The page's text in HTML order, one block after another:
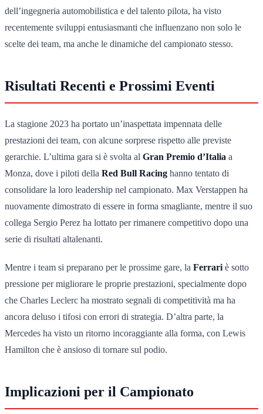
dell’ingegneria automobilistica e del talento pilota, ha visto
recentemente sviluppi entusiasmanti che influenzano non solo le
scelte dei team, ma anche le dinamiche del campionato stesso.
Risultati Recenti e Prossimi Eventi
La stagione 2023 ha portato un’inaspettata impennata delle
prestazioni dei team, con alcune sorprese rispetto alle previste
gerarchie. L’ultima gara si è svolta al Gran Premio d’Italia a
Monza, dove i piloti della Red Bull Racing hanno tentato di
consolidare la loro leadership nel campionato. Max Verstappen ha
nuovamente dimostrato di essere in forma smagliante, mentre il suo
collega Sergio Perez ha lottato per rimanere competitivo dopo una
serie di risultati altalenanti.
Mentre i team si preparano per le prossime gare, la Ferrari è sotto
pressione per migliorare le proprie prestazioni, specialmente dopo
che Charles Leclerc ha mostrato segnali di competitività ma ha
ancora deluso i tifosi con errori di strategia. D’altra parte, la
Mercedes ha visto un ritorno incoraggiante alla forma, con Lewis
Hamilton che è ansioso di tornare sul podio.
Implicazioni per il Campionato